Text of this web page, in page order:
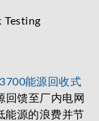
能源回收式
回馈至厂内电网
能源的浪费并节